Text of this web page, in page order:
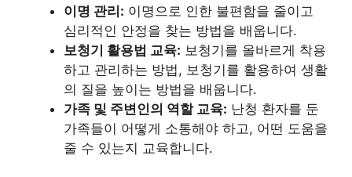
이명 관리: 이명으로 인한 불편함을 줄이고
심리적인 안정을 찾는 방법을 배웁니다.
보청기 활용법 교육: 보청기를 올바르게 착용
하고 관리하는 방법, 보청기를 활용하여 생활
의 질을 높이는 방법을 배웁니다.
가족 및 주변인의 역할 교육: 난청 환자를 둔
가족들이 어떻게 소통해야 하고, 어떤 도움을
줄 수 있는지 교육합니다.